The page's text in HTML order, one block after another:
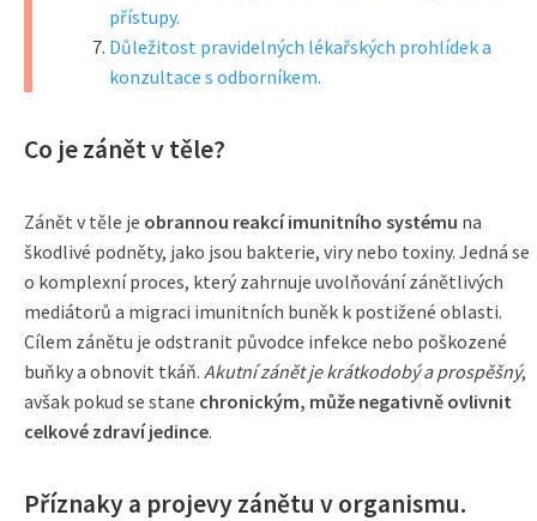
přístupy.
Důležitost pravidelných lékařských prohlídek a
konzultace s odborníkem.
Co je zánět v těle?
Zánět v těle je obrannou reakcí imunitního systému na
škodlivé podněty, jako jsou bakterie, viry nebo toxiny. Jedná se
o komplexní proces, který zahrnuje uvolňování zánětlivých
mediátorů a migraci imunitních buněk k postižené oblasti.
Cílem zánětu je odstranit původce infekce nebo poškozené
buňky a obnovit tkáň. Akutní zánět je krátkodobý a prospěšný,
avšak pokud se stane chronickým, může negativně ovlivnit
celkové zdraví jedince.
Příznaky a projevy zánětu v organismu.